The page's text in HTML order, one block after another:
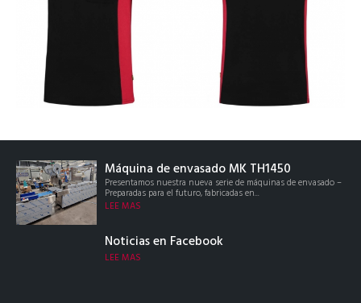
Máquina de envasado MK TH1450
Presentamos nuestra nueva serie de máquinas de envasado –
Preparadas para el futuro, fabricadas en...
LEE MAS
Noticias en Facebook
LEE MAS